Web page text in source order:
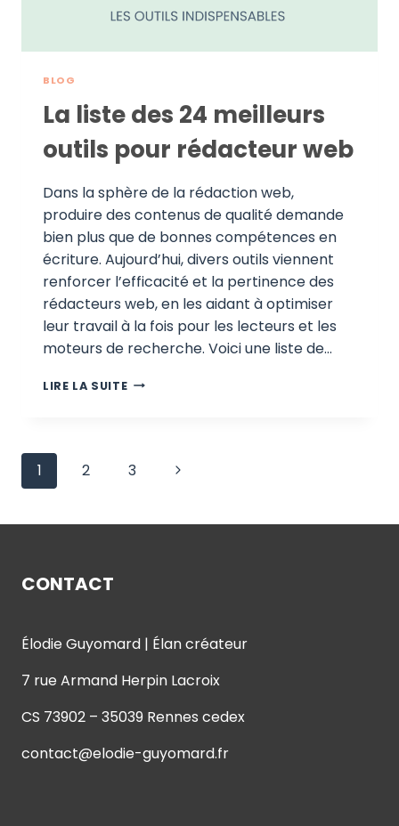
BLOG
La liste des 24 meilleurs
outils pour rédacteur web
Dans la sphère de la rédaction web,
produire des contenus de qualité demande
bien plus que de bonnes compétences en
écriture. Aujourd’hui, divers outils viennent
renforcer l’efficacité et la pertinence des
rédacteurs web, en les aidant à optimiser
leur travail à la fois pour les lecteurs et les
moteurs de recherche. Voici une liste de…
LIRE LA SUITELA
OUTILS
WEB
Navigation
1 2 3
Page
CONTACT
Élodie Guyomard | Élan créateur
7 rue Armand Herpin Lacroix
CS 73902 – 35039 Rennes cedex
contact@elodie-guyomard.fr